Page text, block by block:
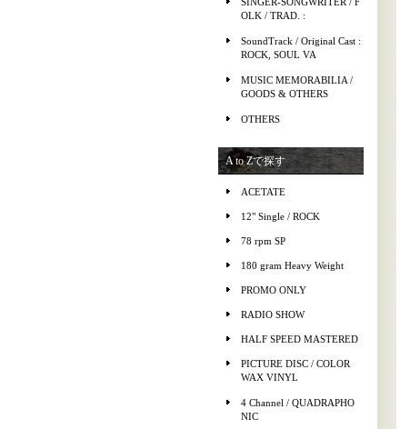
OLK / TRAD. :
SoundTrack / Original Cast :
ROCK, SOUL VA
MUSIC MEMORABILIA /
GOODS & OTHERS
OTHERS
A to Zで探す
ACETATE
12" Single / ROCK
78 rpm SP
180 gram Heavy Weight
PROMO ONLY
RADIO SHOW
HALF SPEED MASTERED
PICTURE DISC / COLOR
WAX VINYL
4 Channel / QUADRAPHO
NIC